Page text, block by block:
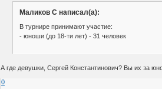
Маликов С написал(а):
В турнире принимают участие:
- юноши (до 18-ти лет) - 31 человек
А где девушки, Сергей Константинович? Вы их за
0